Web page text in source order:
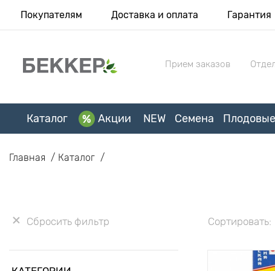
Покупателям Доставка и оплата Гарантия
Прием заказов
Каталог Акции NEW Семена Плодовые
Главная Каталог
Сбросить фильтр Сортировать: